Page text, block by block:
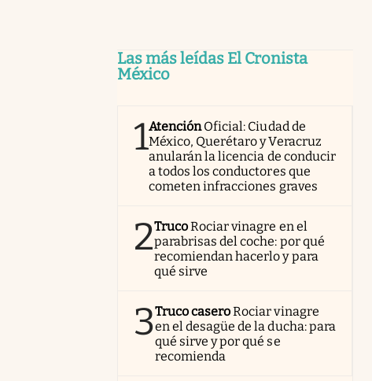
Las más leídas El Cronista
México
1AtenciónOficial: Ciudad de
México, Querétaro y Veracruz
anularán la licencia de conducir
a todos los conductores que
cometen infracciones graves
2TrucoRociar vinagre en el
parabrisas del coche: por qué
recomiendan hacerlo y para
qué sirve
3Truco caseroRociar vinagre
en el desagüe de la ducha: para
qué sirve y por qué se
recomienda